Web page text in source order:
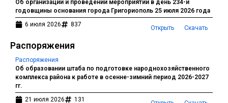
Об организации и проведении мероприятий в день 234-й
годовщины основания города Григориополь 25 июля 2026 года
6 июля 2026
837 Открыть Скачать
Распоряжения
Распоряжения
Об образовании штаба по подготовке народнохозяйственного
комплекса района к работе в осенне-зимний период 2026-2027
гг.
21 июля 2026
131